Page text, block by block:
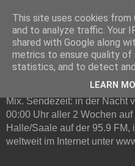
Technottic
Technottic ist eine
Mittelpunkt steht
Neuvorstellungen gibt es in
Mix. Sendezeit: in der Nacht
00:00 Uhr aller 2 Wochen
Halle/Saale auf der 95.9
weltweit im Internet unter
This site uses cookies
and to analyze traffic. Your
shared with Google along
metrics to ensure quality of
statistics, and to detect
LEARN